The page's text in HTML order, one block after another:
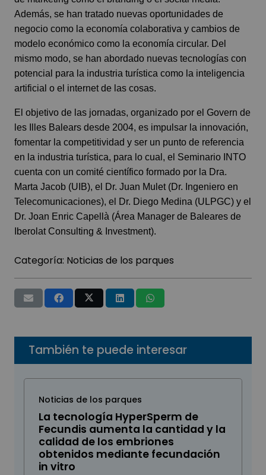
Además, se han tratado nuevas oportunidades de
negocio como la economía colaborativa y cambios de
modelo económico como la economía circular. Del
mismo modo, se han abordado nuevas tecnologías con
potencial para la industria turística como la inteligencia
artificial o el internet de las cosas.
El objetivo de las jornadas, organizado por el Govern de
les Illes Balears desde 2004, es impulsar la innovación,
fomentar la competitividad y ser un punto de referencia
en la industria turística, para lo cual, el Seminario INTO
cuenta con un comité científico formado por la Dra.
Marta Jacob (UIB), el Dr. Juan Mulet (Dr. Ingeniero en
Telecomunicaciones), el Dr. Diego Medina (ULPGC) y el
Dr. Joan Enric Capellà (Área Manager de Baleares de
Iberolat Consulting & Investment).
Categoría: Noticias de los parques
También te puede interesar
Noticias de los parques
La tecnología HyperSperm de
Fecundis aumenta la cantidad y la
calidad de los embriones
obtenidos mediante fecundación
in vitro